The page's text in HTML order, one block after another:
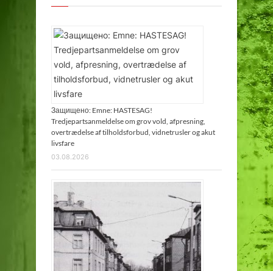
Защищено: Emne: HASTESAG!
Tredjepartsanmeldelse om grov vold, afpresning,
overtrædelse af tilholdsforbud, vidnetrusler og akut
livsfare
03.08.2026